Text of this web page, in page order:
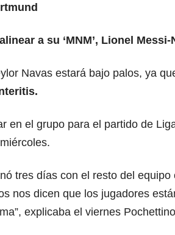
a su ‘MNM’, Lionel
Navas estará bajo palos, ya
en el grupo para el partido de
tres días con el resto del equipo
nos dicen que los jugadores
explicaba el viernes